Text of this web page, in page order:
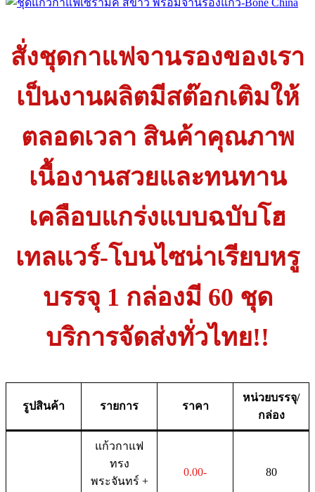
สูง
ไม่
ลอก
เทคนิค
เข้า
เซรามิค
สั่งชุดกาแฟจานรองของเรา
เป็นงานผลิตมีสต๊อกเติมให้
ตลอดเวลา สินค้าคุณภาพ
เนื้องานสวยและทนทาน
เคลือบแกร่งแบบฉบับโฮ
เทลแวร์-โบนไซน่าเรียบหรู
บรรจุ 1 กล่องมี 60 ชุด
บริการจัดส่งทั่วไทย!!
รูปสินค้า รายการ ราคา
หน่วยบรรจุ/
กล่อง
แก้วกาแฟ
ทรง
พระจันทร์ +
0.00- 80